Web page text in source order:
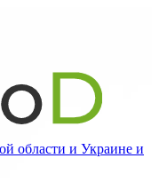
области и Украине и